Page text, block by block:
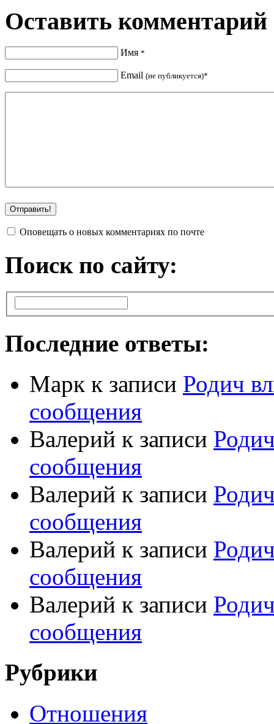
Оставить комментарий
Имя *
Email (не публикуется)*
Оповещать о новых комментариях по почте
Поиск по сайту:
Последние ответы:
Марк к записи Родич
сообщения
Валерий к записи
сообщения
Валерий к записи
сообщения
Валерий к записи
сообщения
Валерий к записи
сообщения
Рубрики
Отношения